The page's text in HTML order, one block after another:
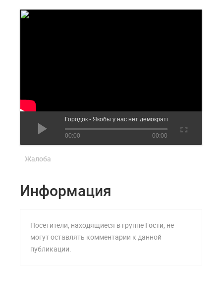
Городок - Якобы у нас нет демократии
00:00 00:00
Жалоба
Информация
Посетители, находящиеся в группе Гости, не
могут оставлять комментарии к данной
публикации.